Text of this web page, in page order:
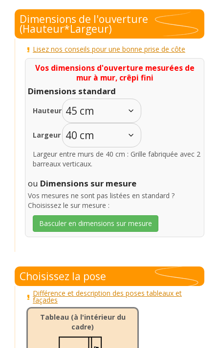
Dimensions de l'ouverture
(Hauteur*Largeur)
Lisez nos conseils pour une bonne prise de côte
Vos dimensions d'ouverture mesurées de
mur à mur, crêpi fini
Dimensions standard
Hauteur
Largeur
Largeur entre murs de 40 cm : Grille fabriquée avec 2
barreaux verticaux.
ou Dimensions sur mesure
Vos mesures ne sont pas listées en standard ?
Choisissez le sur mesure :
Basculer en dimensions sur mesure
Choisissez la pose
Différence et description des poses tableaux et
façades
Tableau (à l'intérieur du
cadre)